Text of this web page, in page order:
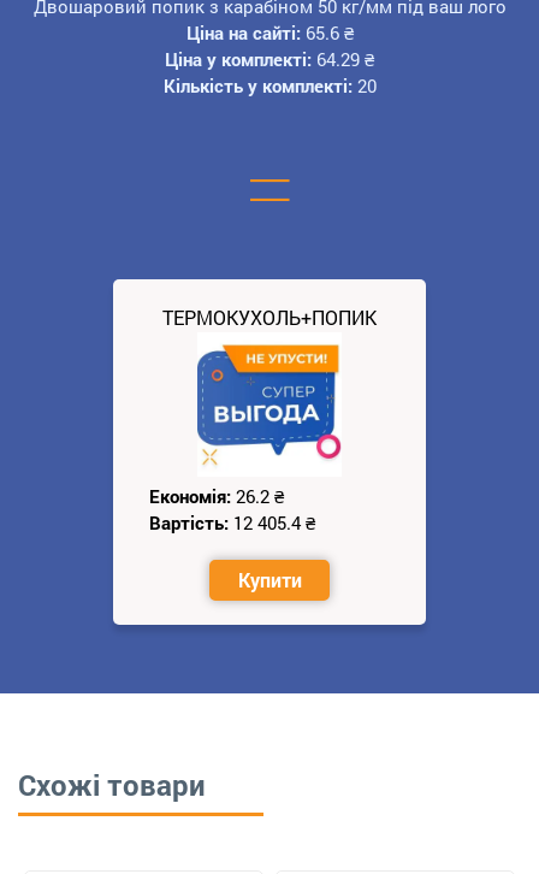
Двошаровий попик з карабіном 50 кг/мм під ваш лого
Ціна на сайті: 65.6 ₴
Ціна у комплекті: 64.29 ₴
Кількість у комплекті: 20
=
ТЕРМОКУХОЛЬ+ПОПИК
Економія: 26.2 ₴
Вартість: 12 405.4 ₴
Купити
Схожі товари